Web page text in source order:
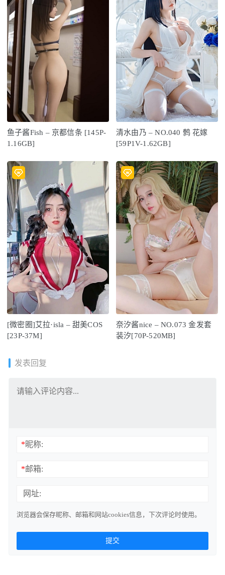
鱼子酱Fish – 京都信条 [145P-
1.16GB]
清水由乃 – NO.040 鹩 花嫁
[59P1V-1.62GB]
[微密圈]艾拉·isla – 甜美COS
[23P-37M]
奈汐酱nice – NO.073 金发套
装汐[70P-520MB]
发表回复
*昵称:
*邮箱:
网址:
浏览器会保存昵称、邮箱和网站cookies信息，下次评论时使用。